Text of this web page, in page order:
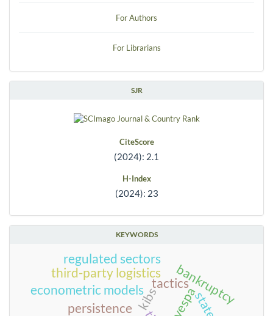
For Authors
For Librarians
SJR
CiteScore
(2024): 2.1
H-Index
(2024): 23
KEYWORDS
bankruptcy
tactics
kibs
econometric models
persistence
third-party logistics
regulated sectors